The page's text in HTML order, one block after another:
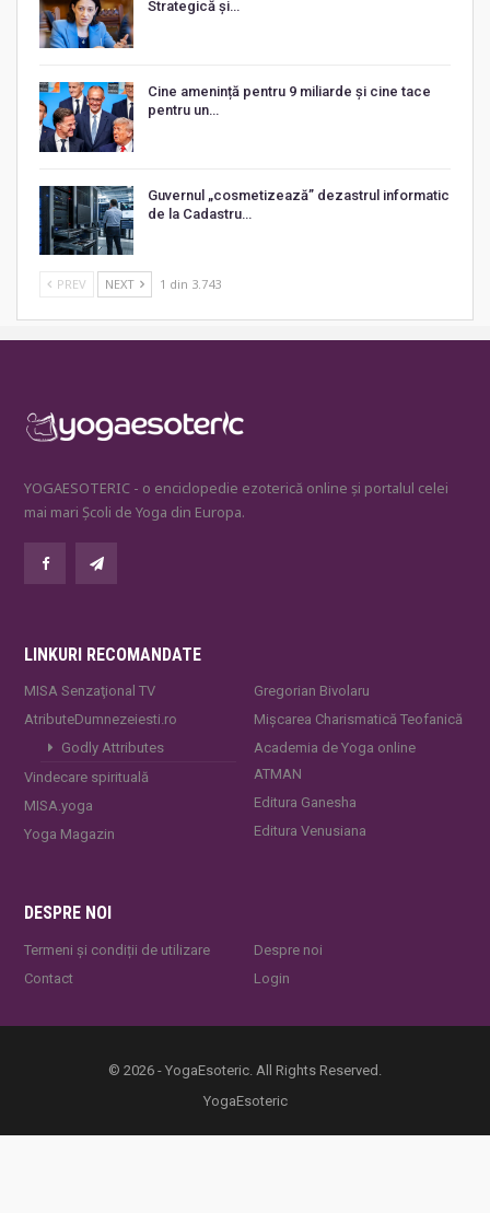
Strategică și…
Cine amenință pentru 9 miliarde și cine tace
pentru un…
Guvernul „cosmetizează” dezastrul informatic
de la Cadastru…
PREV NEXT 1 din 3.743
YOGAESOTERIC - o enciclopedie ezoterică online și portalul celei
mai mari Școli de Yoga din Europa.
LINKURI RECOMANDATE
MISA Senzaţional TV
AtributeDumnezeiesti.ro
Godly Attributes
Vindecare spirituală
MISA.yoga
Yoga Magazin
Gregorian Bivolaru
Mișcarea Charismatică Teofanică
Academia de Yoga online
ATMAN
Editura Ganesha
Editura Venusiana
DESPRE NOI
Termeni și condiții de utilizare
Contact
Despre noi
Login
© 2026 - YogaEsoteric. All Rights Reserved.
YogaEsoteric